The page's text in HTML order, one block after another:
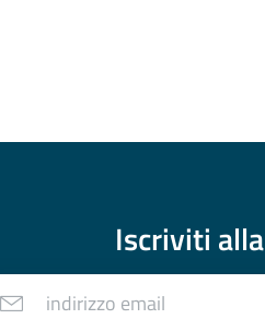
Iscriviti alla
indirizzo email